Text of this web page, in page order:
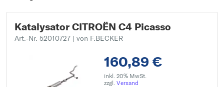
Katalysator CITROËN C4 Picasso
Art.-Nr. 52010727 | von F.BECKER
160,89 €
inkl. 20% MwSt.
zzgl. Versand